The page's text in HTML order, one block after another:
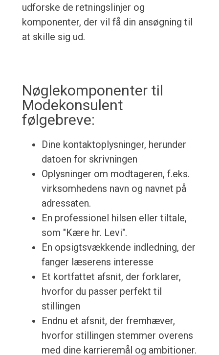
udforske de retningslinjer og
komponenter, der vil få din ansøgning til
at skille sig ud.
Nøglekomponenter til
Modekonsulent
følgebreve:
Dine kontaktoplysninger, herunder
datoen for skrivningen
Oplysninger om modtageren, f.eks.
virksomhedens navn og navnet på
adressaten.
En professionel hilsen eller tiltale,
som "Kære hr. Levi".
En opsigtsvækkende indledning, der
fanger læserens interesse
Et kortfattet afsnit, der forklarer,
hvorfor du passer perfekt til
stillingen
Endnu et afsnit, der fremhæver,
hvorfor stillingen stemmer overens
med dine karrieremål og ambitioner.